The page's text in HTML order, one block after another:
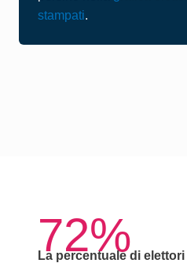
stampati.
72%
La percentuale di